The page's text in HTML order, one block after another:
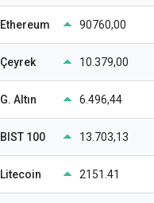
Ethereum 90760,00
Çeyrek 10.379,00
G. Altın 6.496,44
BIST 100 13.703,13
Litecoin 2151.41